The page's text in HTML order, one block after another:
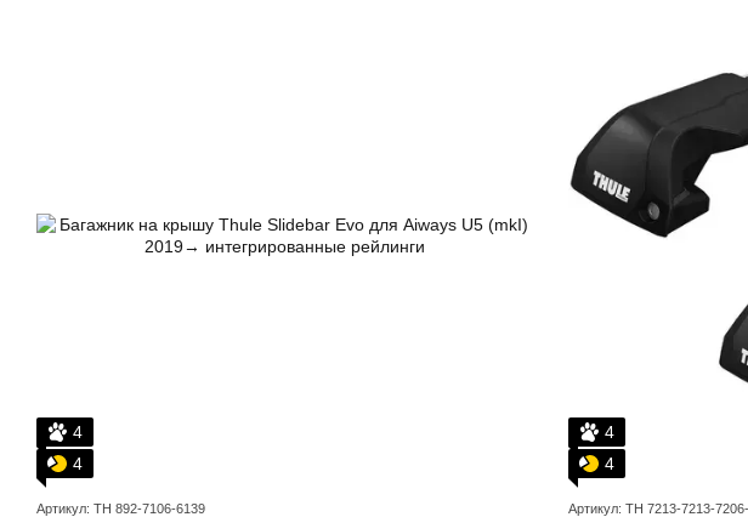
4
4
Артикул: TH 892-7106-6139
4
4
Артикул: TH 7213-7213-